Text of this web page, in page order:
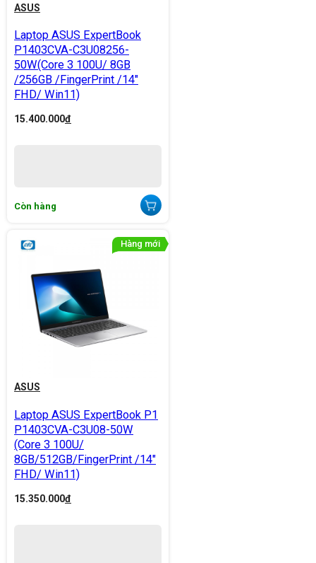
ASUS
Laptop ASUS ExpertBook
P1403CVA-C3U08256-
50W(Core 3 100U/ 8GB
/256GB /FingerPrint /14"
FHD/ Win11)
15.400.000đ
Còn hàng
ASUS
Laptop ASUS ExpertBook P1
P1403CVA-C3U08-50W
(Core 3 100U/
8GB/512GB/FingerPrint /14"
FHD/ Win11)
15.350.000đ